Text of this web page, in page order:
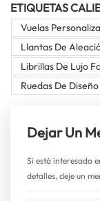
ETIQUETAS
Vuelas
Llantas De
Librillas De Lujo
Ruedas De
Dejar Un
Si está interesado
detalles, deje un